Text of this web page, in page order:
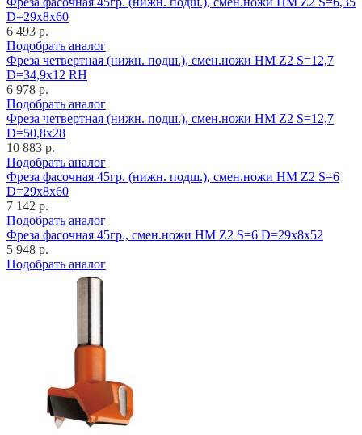
D=29x8x60
6 493 р.
Подобрать аналог
Фреза четвертная (нижн. подш.), смен.ножи HM Z2 S=12,7
D=34,9x12 RH
6 978 р.
Подобрать аналог
Фреза четвертная (нижн. подш.), смен.ножи HM Z2 S=12,7
D=50,8x28
10 883 р.
Подобрать аналог
Фреза фасочная 45гр. (нижн. подш.), смен.ножи HM Z2 S=6
D=29x8x60
7 142 р.
Подобрать аналог
Фреза фасочная 45гр., смен.ножи HM Z2 S=6 D=29x8x52
5 948 р.
Подобрать аналог